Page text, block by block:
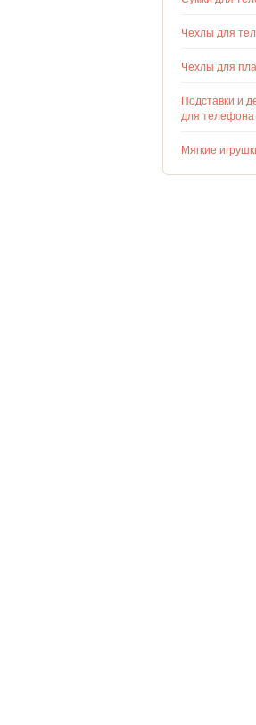
Чехлы для
Чехлы для
Подставки и
для телефона
Мягкие